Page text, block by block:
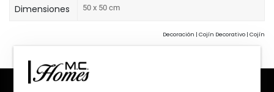
Dimensiones
50 x 50 cm
Decoración | Cojín Decorativo | Cojín